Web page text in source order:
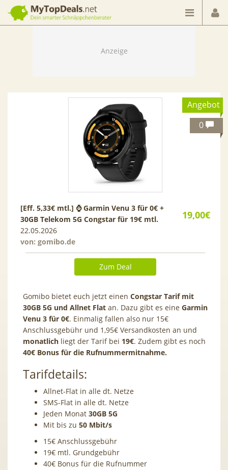
Dein smarter Schnäppchenberater
Angebot
0
19,00€
[Eff. 5,33€ mtl.] ⌚️ Garmin Venu 3 für 0€ +
30GB Telekom 5G Congstar für 19€ mtl.
22.05.2026
von: gomibo.de
Zum Deal
Gomibo bietet euch jetzt einen Congstar Tarif mit
30GB 5G und Allnet Flat an. Dazu gibt es eine Garmin
Venu 3 für 0€. Einmalig fallen also nur 15€
Anschlussgebühr und 1,95€ Versandkosten an und
monatlich liegt der Tarif bei 19€. Zudem gibt es noch
40€ Bonus für die Rufnummermitnahme.
Tarifdetails:
Allnet-Flat in alle dt. Netze
SMS-Flat in alle dt. Netze
Jeden Monat 30GB 5G
Mit bis zu 50 Mbit/s
15€ Anschlussgebühr
19€ mtl. Grundgebühr
40€ Bonus für die Rufnummer